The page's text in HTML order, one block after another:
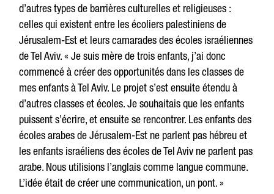
d’autres types de barrières culturelles et religieuses :
celles qui existent entre les écoliers palestiniens de
Jérusalem-Est et leurs camarades des écoles israéliennes
de Tel Aviv. « Je suis mère de trois enfants, j’ai donc
commencé à créer des opportunités dans les classes de
mes enfants à Tel Aviv. Le projet s’est ensuite étendu à
d’autres classes et écoles. Je souhaitais que les enfants
puissent s’écrire, et ensuite se rencontrer. Les enfants des
écoles arabes de Jérusalem-Est ne parlent pas hébreu et
les enfants israéliens des écoles de Tel Aviv ne parlent pas
arabe. Nous utilisions l’anglais comme langue commune.
L’idée était de créer une communication, un pont. »